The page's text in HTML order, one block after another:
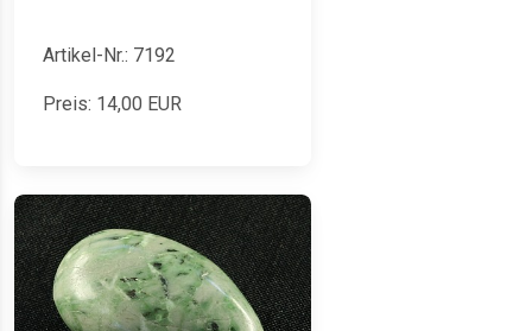
Artikel-Nr.: 7192
Preis: 14,00 EUR